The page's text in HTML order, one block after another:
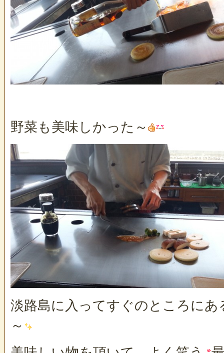
野菜も美味しかった～
淡路島に入ってすぐのところに
～